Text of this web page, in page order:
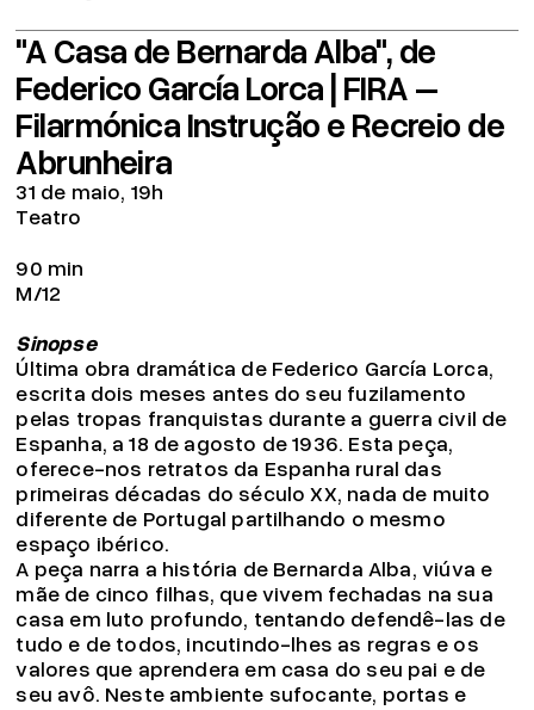
"A Casa de Bernarda Alba", de
Federico García Lorca | FIRA –
Filarmónica Instrução e Recreio de
Abrunheira
31 de maio, 19h
Teatro
90 min
M/12
Sinopse
Última obra dramática de Federico García Lorca,
escrita dois meses antes do seu fuzilamento
pelas tropas franquistas durante a guerra civil de
Espanha, a 18 de agosto de 1936. Esta peça,
oferece-nos retratos da Espanha rural das
primeiras décadas do século XX, nada de muito
diferente de Portugal partilhando o mesmo
espaço ibérico.
A peça narra a história de Bernarda Alba, viúva e
mãe de cinco filhas, que vivem fechadas na sua
casa em luto profundo, tentando defendê-las de
tudo e de todos, incutindo-lhes as regras e os
valores que aprendera em casa do seu pai e de
seu avô. Neste ambiente sufocante, portas e